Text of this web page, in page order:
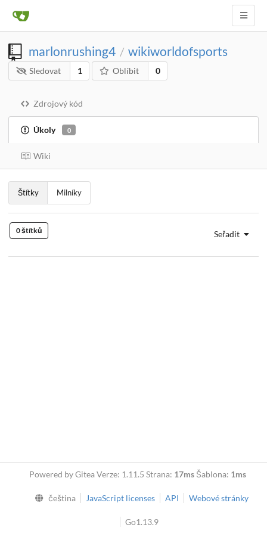
marlonrushing4 / wikiworldofsports
Sledovat 1 Oblíbit 0
Zdrojový kód
Úkoly 0
Wiki
Štítky Milníky
Seřadit
0 štítků
Powered by Gitea Verze: 1.11.5 Strana: 17ms Šablona: 1ms
čeština JavaScript licenses API Webové stránky
Go1.13.9